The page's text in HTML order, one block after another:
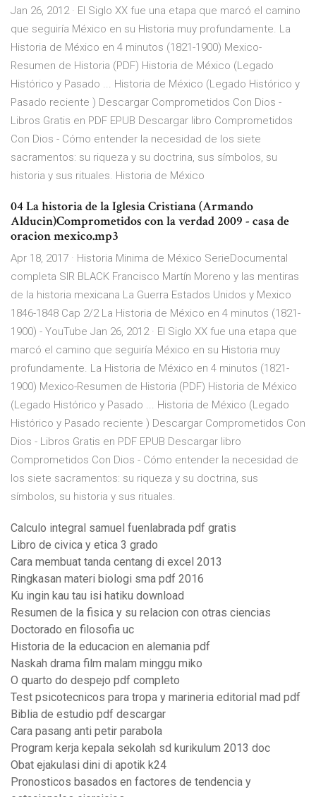
Jan 26, 2012 · El Siglo XX fue una etapa que marcó el camino
que seguiría México en su Historia muy profundamente. La
Historia de México en 4 minutos (1821-1900) Mexico-
Resumen de Historia (PDF) Historia de México (Legado
Histórico y Pasado ... Historia de México (Legado Histórico y
Pasado reciente ) Descargar Comprometidos Con Dios -
Libros Gratis en PDF EPUB Descargar libro Comprometidos
Con Dios - Cómo entender la necesidad de los siete
sacramentos: su riqueza y su doctrina, sus símbolos, su
historia y sus rituales. Historia de México
04 La historia de la Iglesia Cristiana (Armando
Alducin)Comprometidos con la verdad 2009 - casa de
oracion mexico.mp3
Apr 18, 2017 · Historia Minima de México SerieDocumental
completa SIR BLACK Francisco Martín Moreno y las mentiras
de la historia mexicana La Guerra Estados Unidos y Mexico
1846-1848 Cap 2/2 La Historia de México en 4 minutos (1821-
1900) - YouTube Jan 26, 2012 · El Siglo XX fue una etapa que
marcó el camino que seguiría México en su Historia muy
profundamente. La Historia de México en 4 minutos (1821-
1900) Mexico-Resumen de Historia (PDF) Historia de México
(Legado Histórico y Pasado ... Historia de México (Legado
Histórico y Pasado reciente ) Descargar Comprometidos Con
Dios - Libros Gratis en PDF EPUB Descargar libro
Comprometidos Con Dios - Cómo entender la necesidad de
los siete sacramentos: su riqueza y su doctrina, sus
símbolos, su historia y sus rituales.
Calculo integral samuel fuenlabrada pdf gratis
Libro de civica y etica 3 grado
Cara membuat tanda centang di excel 2013
Ringkasan materi biologi sma pdf 2016
Ku ingin kau tau isi hatiku download
Resumen de la fisica y su relacion con otras ciencias
Doctorado en filosofia uc
Historia de la educacion en alemania pdf
Naskah drama film malam minggu miko
O quarto do despejo pdf completo
Test psicotecnicos para tropa y marineria editorial mad pdf
Biblia de estudio pdf descargar
Cara pasang anti petir parabola
Program kerja kepala sekolah sd kurikulum 2013 doc
Obat ejakulasi dini di apotik k24
Pronosticos basados en factores de tendencia y